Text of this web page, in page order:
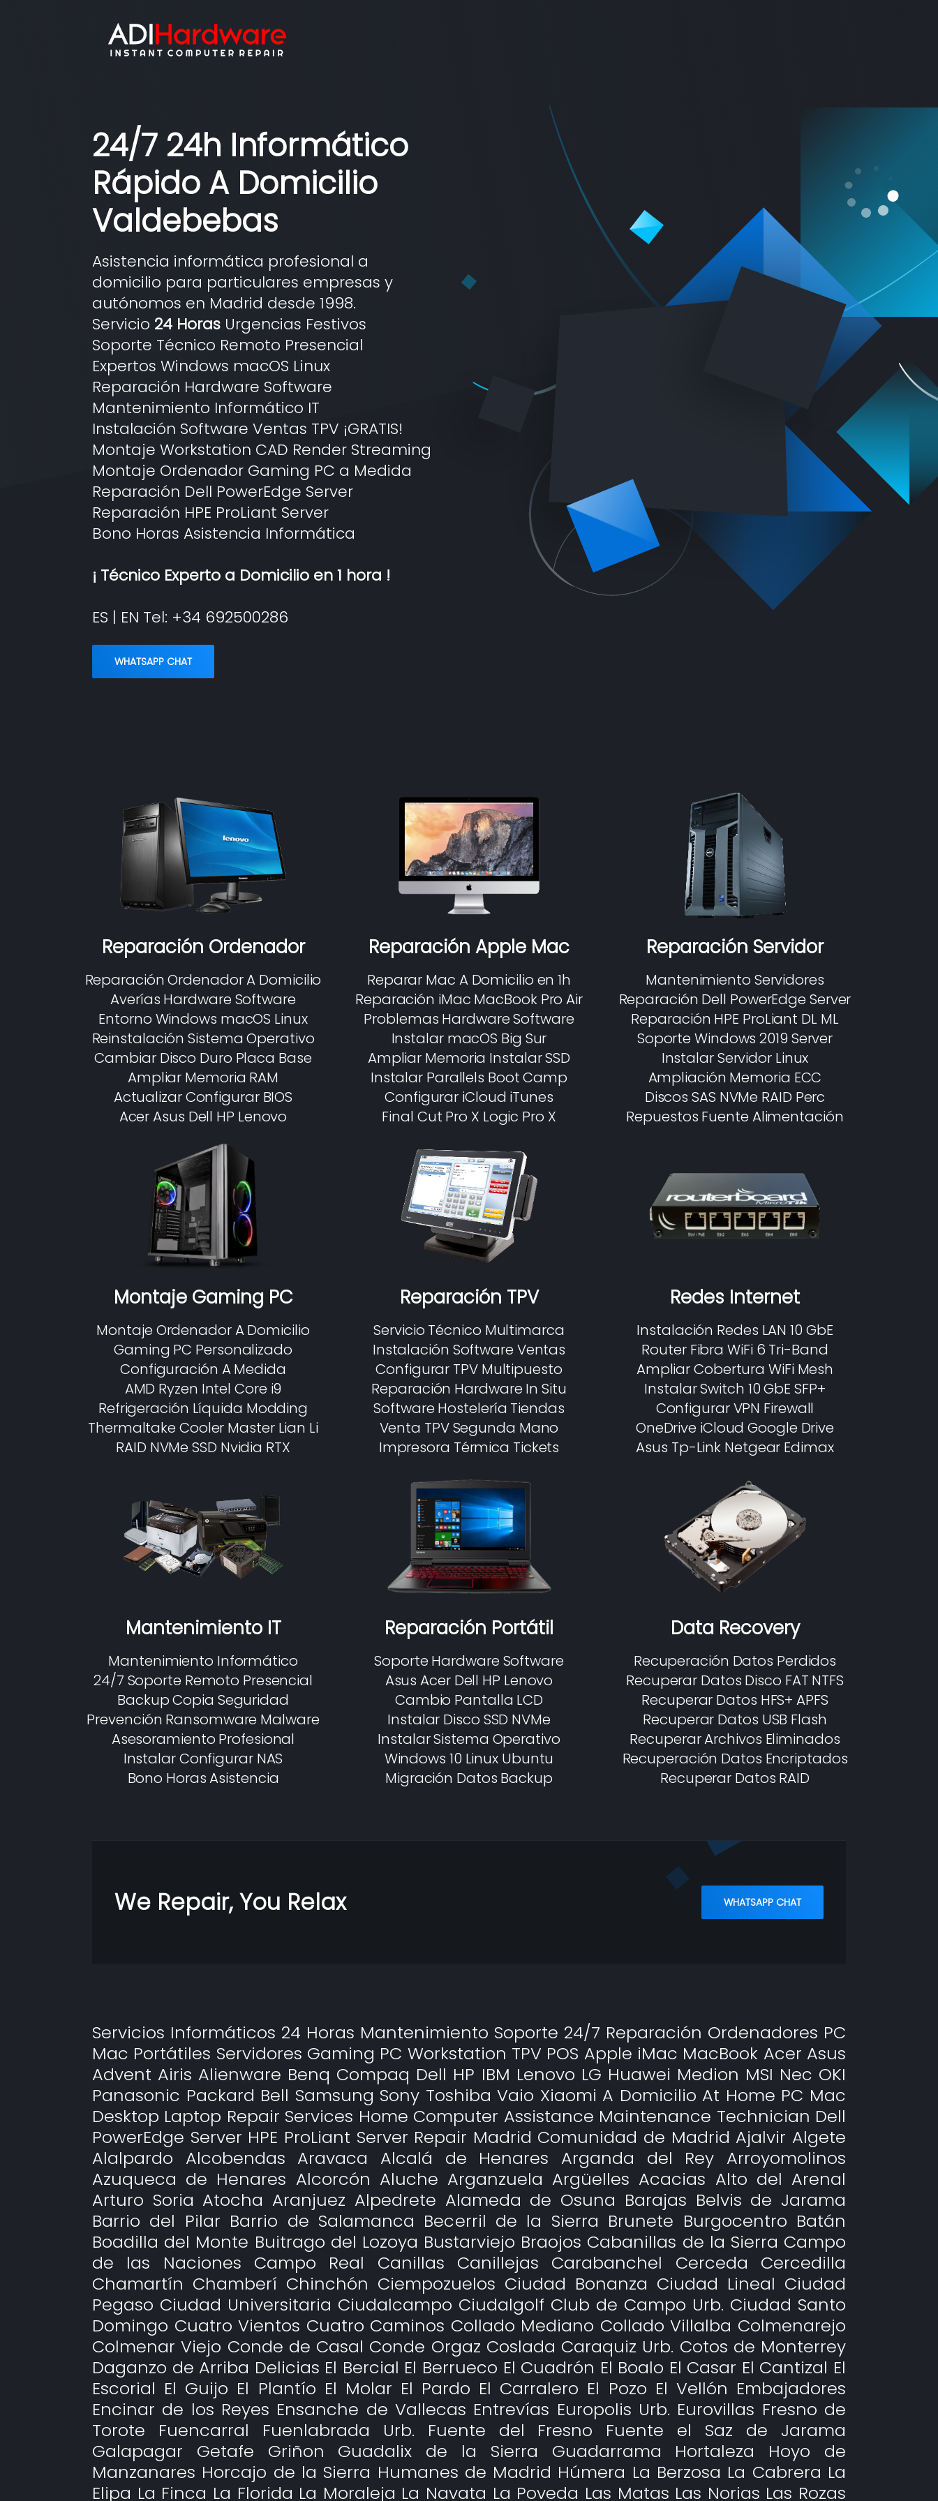
24/7 24h Informático
Rápido A Domicilio
Valdebebas
Asistencia informática profesional a
domicilio para particulares empresas y
autónomos en Madrid desde 1998.
Servicio 24 Horas Urgencias Festivos
Soporte Técnico Remoto Presencial
Expertos Windows macOS Linux
Reparación Hardware Software
Mantenimiento Informático IT
Instalación Software Ventas TPV ¡GRATIS!
Montaje Workstation CAD Render Streaming
Montaje Ordenador Gaming PC a Medida
Reparación Dell PowerEdge Server
Reparación HPE ProLiant Server
Bono Horas Asistencia Informática
¡ Técnico Experto a Domicilio en 1 hora !
ES | EN Tel: +34 692500286
WHATSAPP CHAT
Reparación Ordenador
Reparación Ordenador A Domicilio
Averías Hardware Software
Entorno Windows macOS Linux
Reinstalación Sistema Operativo
Cambiar Disco Duro Placa Base
Ampliar Memoria RAM
Actualizar Configurar BIOS
Acer Asus Dell HP Lenovo
Reparación Apple Mac
Reparar Mac A Domicilio en 1h
Reparación iMac MacBook Pro Air
Problemas Hardware Software
Instalar macOS Big Sur
Ampliar Memoria Instalar SSD
Instalar Parallels Boot Camp
Configurar iCloud iTunes
Final Cut Pro X Logic Pro X
Reparación Servidor
Mantenimiento Servidores
Reparación Dell PowerEdge Server
Reparación HPE ProLiant DL ML
Soporte Windows 2019 Server
Instalar Servidor Linux
Ampliación Memoria ECC
Discos SAS NVMe RAID Perc
Repuestos Fuente Alimentación
Montaje Gaming PC
Montaje Ordenador A Domicilio
Gaming PC Personalizado
Configuración A Medida
AMD Ryzen Intel Core i9
Refrigeración Líquida Modding
Thermaltake Cooler Master Lian Li
RAID NVMe SSD Nvidia RTX
Reparación TPV
Servicio Técnico Multimarca
Instalación Software Ventas
Configurar TPV Multipuesto
Reparación Hardware In Situ
Software Hostelería Tiendas
Venta TPV Segunda Mano
Impresora Térmica Tickets
Redes Internet
Instalación Redes LAN 10 GbE
Router Fibra WiFi 6 Tri-Band
Ampliar Cobertura WiFi Mesh
Instalar Switch 10 GbE SFP+
Configurar VPN Firewall
OneDrive iCloud Google Drive
Asus Tp-Link Netgear Edimax
Mantenimiento IT
Mantenimiento Informático
24/7 Soporte Remoto Presencial
Backup Copia Seguridad
Prevención Ransomware Malware
Asesoramiento Profesional
Instalar Configurar NAS
Bono Horas Asistencia
Reparación Portátil
Soporte Hardware Software
Asus Acer Dell HP Lenovo
Cambio Pantalla LCD
Instalar Disco SSD NVMe
Instalar Sistema Operativo
Windows 10 Linux Ubuntu
Migración Datos Backup
Data Recovery
Recuperación Datos Perdidos
Recuperar Datos Disco FAT NTFS
Recuperar Datos HFS+ APFS
Recuperar Datos USB Flash
Recuperar Archivos Eliminados
Recuperación Datos Encriptados
Recuperar Datos RAID
We Repair, You Relax WHATSAPP CHAT
Servicios Informáticos 24 Horas Mantenimiento Soporte 24/7 Reparación Ordenadores PC
Mac Portátiles Servidores Gaming PC Workstation TPV POS Apple iMac MacBook Acer Asus
Advent Airis Alienware Benq Compaq Dell HP IBM Lenovo LG Huawei Medion MSI Nec OKI
Panasonic Packard Bell Samsung Sony Toshiba Vaio Xiaomi A Domicilio At Home PC Mac
Desktop Laptop Repair Services Home Computer Assistance Maintenance Technician Dell
PowerEdge Server HPE ProLiant Server Repair Madrid Comunidad de Madrid Ajalvir Algete
Alalpardo Alcobendas Aravaca Alcalá de Henares Arganda del Rey Arroyomolinos
Azuqueca de Henares Alcorcón Aluche Arganzuela Argüelles Acacias Alto del Arenal
Arturo Soria Atocha Aranjuez Alpedrete Alameda de Osuna Barajas Belvis de Jarama
Barrio del Pilar Barrio de Salamanca Becerril de la Sierra Brunete Burgocentro Batán
Boadilla del Monte Buitrago del Lozoya Bustarviejo Braojos Cabanillas de la Sierra Campo
de las Naciones Campo Real Canillas Canillejas Carabanchel Cerceda Cercedilla
Chamartín Chamberí Chinchón Ciempozuelos Ciudad Bonanza Ciudad Lineal Ciudad
Pegaso Ciudad Universitaria Ciudalcampo Ciudalgolf Club de Campo Urb. Ciudad Santo
Domingo Cuatro Vientos Cuatro Caminos Collado Mediano Collado Villalba Colmenarejo
Colmenar Viejo Conde de Casal Conde Orgaz Coslada Caraquiz Urb. Cotos de Monterrey
Daganzo de Arriba Delicias El Bercial El Berrueco El Cuadrón El Boalo El Casar El Cantizal El
Escorial El Guijo El Plantío El Molar El Pardo El Carralero El Pozo El Vellón Embajadores
Encinar de los Reyes Ensanche de Vallecas Entrevías Europolis Urb. Eurovillas Fresno de
Torote Fuencarral Fuenlabrada Urb. Fuente del Fresno Fuente el Saz de Jarama
Galapagar Getafe Griñon Guadalix de la Sierra Guadarrama Hortaleza Hoyo de
Manzanares Horcajo de la Sierra Humanes de Madrid Húmera La Berzosa La Cabrera La
Elipa La Finca La Florida La Moraleja La Navata La Poveda Las Matas Las Norias Las Rozas